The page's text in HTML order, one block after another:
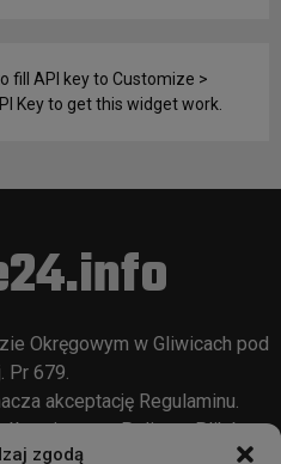
zgodą
fill API key to Customize >
Key to get this widget work.
Okręgowym w Gliwicach pod
Pr 679.
akceptację Regulaminu.
opisany wPolityce Plików